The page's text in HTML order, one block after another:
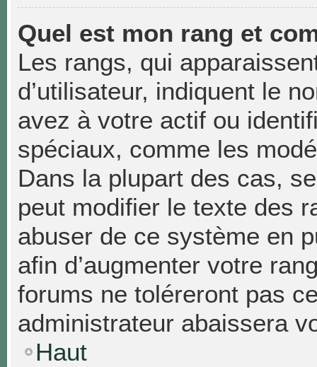
Quel est mon rang et
Les rangs, qui
d’utilisateur, indiquent le
avez à votre actif ou
spéciaux, comme les
Dans la plupart des cas,
peut modifier le texte des
abuser de ce système en
afin d’augmenter votre
forums ne toléreront pas
administrateur abaissera
Haut